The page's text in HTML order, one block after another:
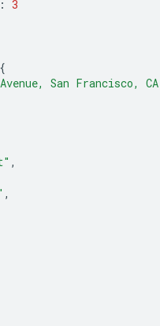
: 3
{
San Francisco,
,
,